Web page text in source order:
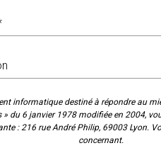
informatique destiné à répondre au
6 janvier 1978 modifiée en 2004,
: 216 rue André Philip, 69003
concernant.